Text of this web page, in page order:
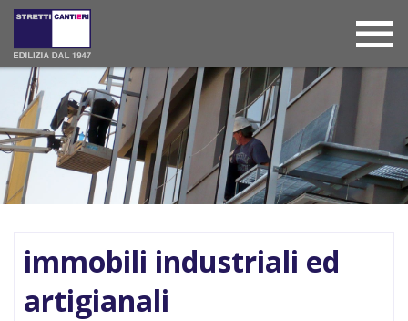
immobili industriali ed
artigianali